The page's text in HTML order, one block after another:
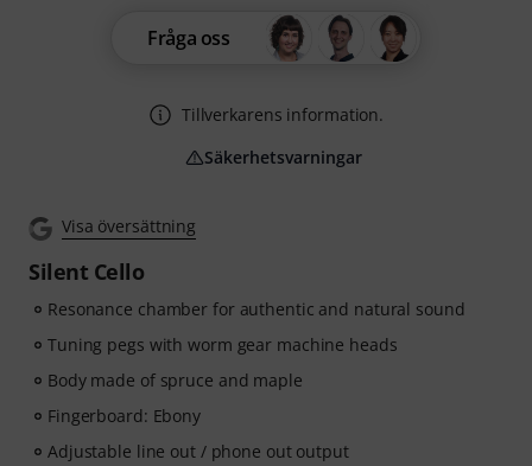
Visa översättning
Silent Cello
Resonance chamber for authentic and natural sound
Tuning pegs with worm gear machine heads
Body made of spruce and maple
Fingerboard: Ebony
Adjustable line out / phone out output
Fråga oss
Tillverkarens information.
Säkerhetsvarningar